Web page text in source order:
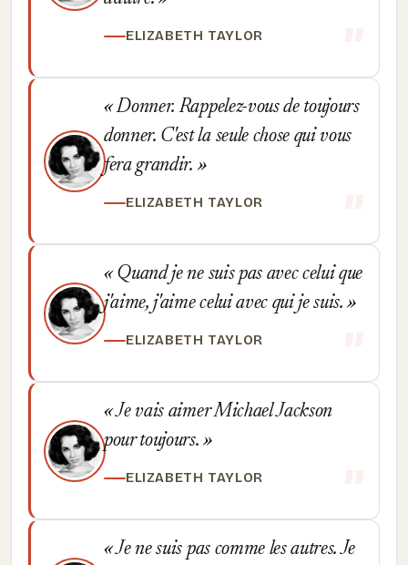
ELIZABETH TAYLOR
Donner. Rappelez-vous de toujours
donner. C'est la seule chose qui vous
fera grandir.
ELIZABETH TAYLOR
Quand je ne suis pas avec celui que
j'aime, j'aime celui avec qui je suis.
ELIZABETH TAYLOR
Je vais aimer Michael Jackson
pour toujours.
ELIZABETH TAYLOR
Je ne suis pas comme les autres. Je